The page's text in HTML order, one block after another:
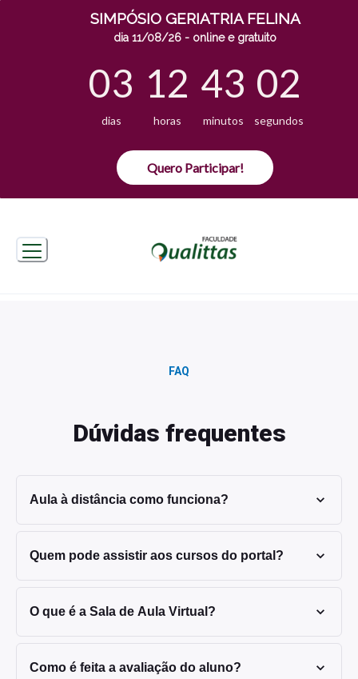
SIMPÓSIO GERIATRIA FELINA
dia 11/08/26 - online e gratuito
03
dias
12
horas
43
minutos
02
segundos
Quero Participar!
FAQ
Dúvidas frequentes
Aula à distância como funciona?
Quem pode assistir aos cursos do portal?
O que é a Sala de Aula Virtual?
Como é feita a avaliação do aluno?